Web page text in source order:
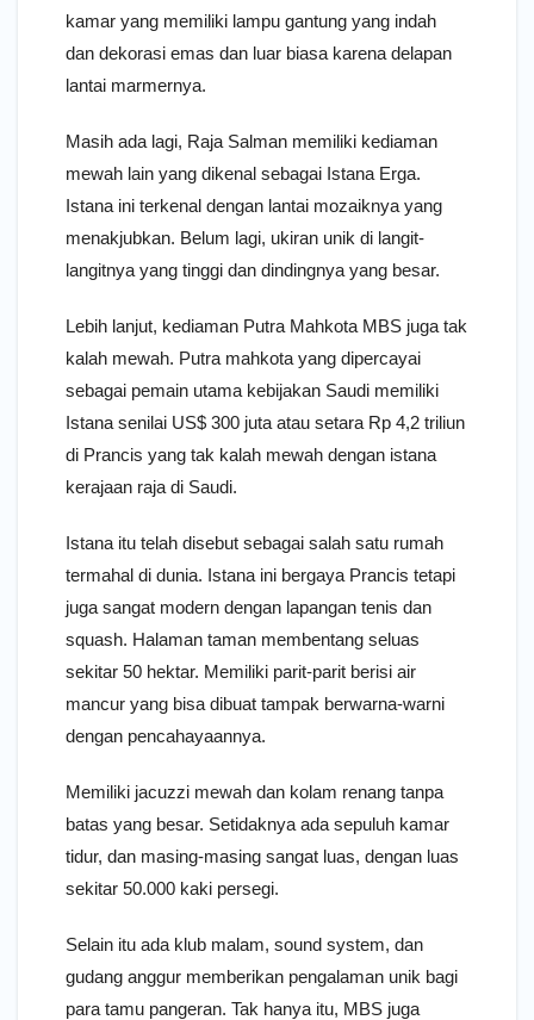
kamar yang memiliki lampu gantung yang indah
dan dekorasi emas dan luar biasa karena delapan
lantai marmernya.
Masih ada lagi, Raja Salman memiliki kediaman
mewah lain yang dikenal sebagai Istana Erga.
Istana ini terkenal dengan lantai mozaiknya yang
menakjubkan. Belum lagi, ukiran unik di langit-
langitnya yang tinggi dan dindingnya yang besar.
Lebih lanjut, kediaman Putra Mahkota MBS juga tak
kalah mewah. Putra mahkota yang dipercayai
sebagai pemain utama kebijakan Saudi memiliki
Istana senilai US$ 300 juta atau setara Rp 4,2 triliun
di Prancis yang tak kalah mewah dengan istana
kerajaan raja di Saudi.
Istana itu telah disebut sebagai salah satu rumah
termahal di dunia. Istana ini bergaya Prancis tetapi
juga sangat modern dengan lapangan tenis dan
squash. Halaman taman membentang seluas
sekitar 50 hektar. Memiliki parit-parit berisi air
mancur yang bisa dibuat tampak berwarna-warni
dengan pencahayaannya.
Memiliki jacuzzi mewah dan kolam renang tanpa
batas yang besar. Setidaknya ada sepuluh kamar
tidur, dan masing-masing sangat luas, dengan luas
sekitar 50.000 kaki persegi.
Selain itu ada klub malam, sound system, dan
gudang anggur memberikan pengalaman unik bagi
para tamu pangeran. Tak hanya itu, MBS juga